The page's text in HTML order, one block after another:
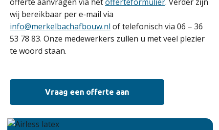
wij bereikbaar per e-mail via
info@merkelbachafbouw.nl of telefonisch via 06 – 36
53 78 83. Onze medewerkers zullen u met veel plezier
te woord staan.
Vraag een offerte aan